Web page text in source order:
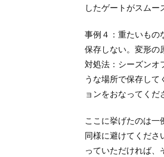
したゲートがスムー
事例４：重たいもの
保存しない。変形の
対処法：シーズンオ
うな場所で保存して
ョンをおなってくだ
ここに挙げたのは一
同様に避けてくださ
っていただければ、